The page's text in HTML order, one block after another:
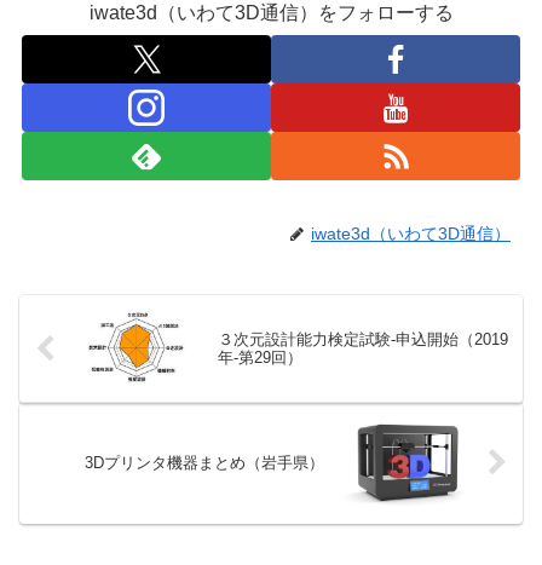
iwate3d（いわて3D通信）をフォローする
iwate3d（いわて3D通信）
３次元設計能力検定試験-申込開始（2019
年-第29回）
3Dプリンタ機器まとめ（岩手県）